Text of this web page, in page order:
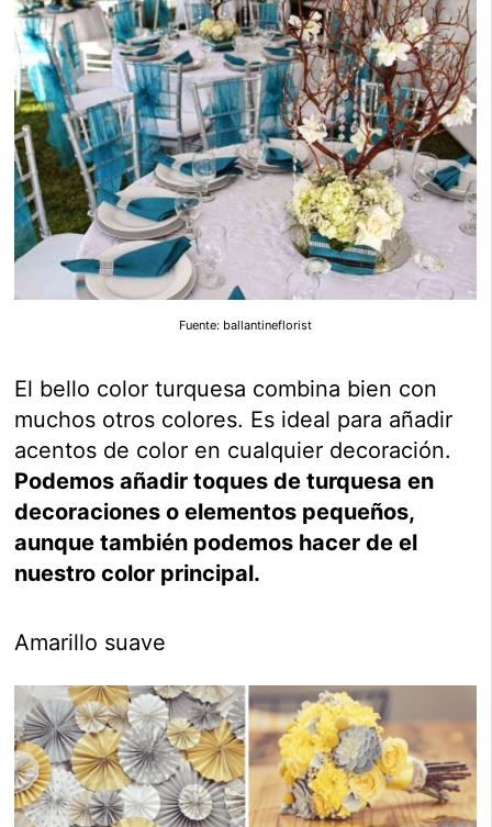
Fuente: ballantineflorist
El bello color turquesa combina bien con
muchos otros colores. Es ideal para añadir
acentos de color en cualquier decoración.
Podemos añadir toques de turquesa en
decoraciones o elementos pequeños,
aunque también podemos hacer de el
nuestro color principal.
Amarillo suave